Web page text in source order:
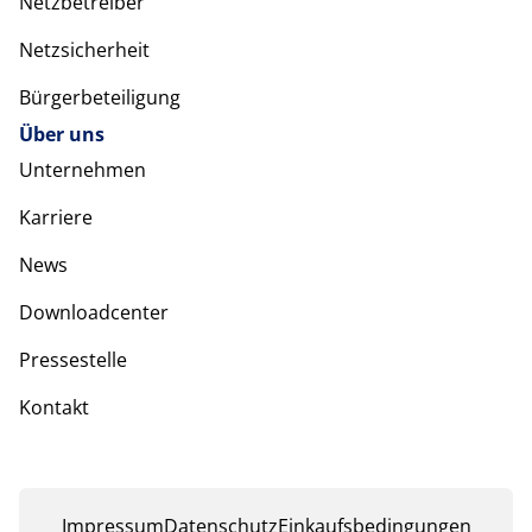
Netzsicherheit
Bürgerbeteiligung
Über uns
Unternehmen
Karriere
News
Downloadcenter
Pressestelle
Kontakt
ImpressumDatenschutzEinkaufsbedingungen